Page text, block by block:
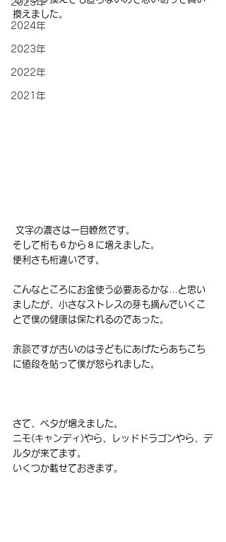
2025年
2024年
2023年
2022年
2021年
換えました。
文字の濃さは一目瞭然です。
そして桁も６から８に増えました。
便利さも桁違いです。
こんなところにお金使う必要あるかな…と思い
ましたが、小さなストレスの芽も摘んでいくこ
とで僕の健康は保たれるのであった。
余談ですが古いのは子どもにあげたらあちこち
に値段を貼って僕が怒られました。
さて、ベタが増えました。
ニモ(キャンディ)やら、レッドドラゴンやら、デ
ルタが来てます。
いくつか載せておきます。